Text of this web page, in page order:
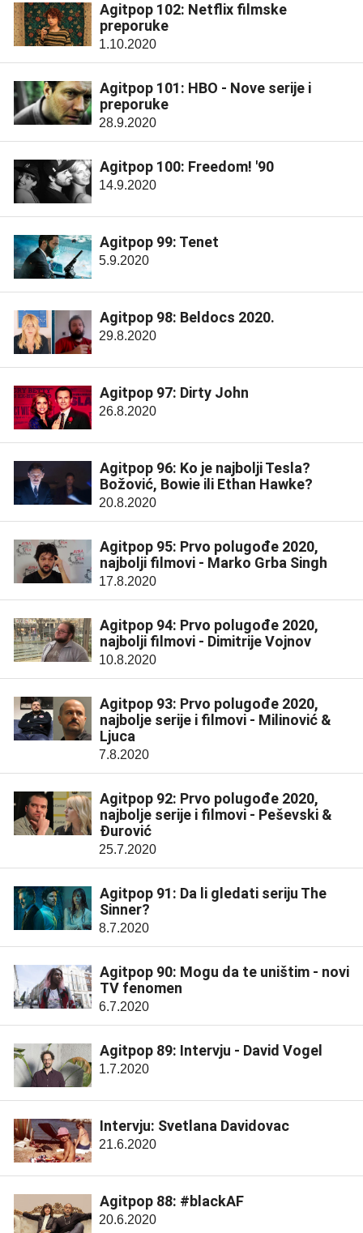
Agitpop 102: Netflix filmske
preporuke
1.10.2020
Agitpop 101: HBO - Nove serije i
preporuke
28.9.2020
Agitpop 100: Freedom! '90
14.9.2020
Agitpop 99: Tenet
5.9.2020
Agitpop 98: Beldocs 2020.
29.8.2020
Agitpop 97: Dirty John
26.8.2020
Agitpop 96: Ko je najbolji Tesla?
Božović, Bowie ili Ethan Hawke?
20.8.2020
Agitpop 95: Prvo polugođe 2020,
najbolji filmovi - Marko Grba Singh
17.8.2020
Agitpop 94: Prvo polugođe 2020,
najbolji filmovi - Dimitrije Vojnov
10.8.2020
Agitpop 93: Prvo polugođe 2020,
najbolje serije i filmovi - Milinović &
Ljuca
7.8.2020
Agitpop 92: Prvo polugođe 2020,
najbolje serije i filmovi - Peševski &
Đurović
25.7.2020
Agitpop 91: Da li gledati seriju The
Sinner?
8.7.2020
Agitpop 90: Mogu da te uništim - novi
TV fenomen
6.7.2020
Agitpop 89: Intervju - David Vogel
1.7.2020
Intervju: Svetlana Davidovac
21.6.2020
Agitpop 88: #blackAF
20.6.2020